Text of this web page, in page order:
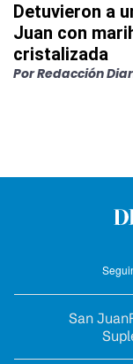
Detuvieron a
Juan con
cristalizada
PorRedacción
San Juan